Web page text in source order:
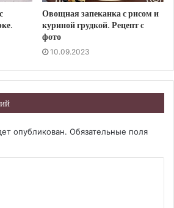
Овощная запеканка с рисом и
куриной грудкой. Рецепт с
фото
10.09.2023
опубликован. Обязательные поля